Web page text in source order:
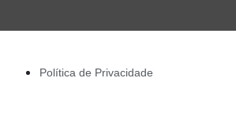
Política de Privacidade